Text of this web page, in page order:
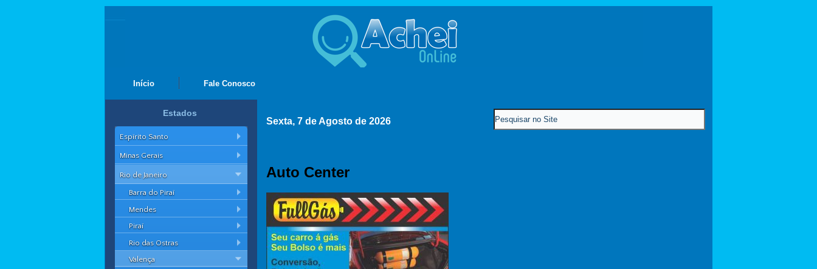
Início Fale Conosco
Estados
Espírito Santo
Minas Gerais
Rio de Janeiro
Barra do Piraí
Mendes
Piraí
Rio das Ostras
Valença
Sexta, 7 de Agosto de 2026
Auto Center